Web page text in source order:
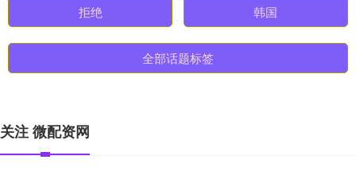
拒绝 韩国
全部话题标签
关注 微配资网